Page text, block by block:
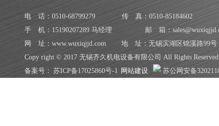
电 话：0510-68799279
传 真：0510-85184602
手 机：15190207289 马经理
邮 箱：
网 址：www.wuxiqjjd.com
地 址：无锡滨湖区锦溪路99号
Copy right © 2017 无锡齐久机电设备有限公司 All Rights Reserved
备案号： 苏ICP备17025860号-1 网站建设 苏公网安备